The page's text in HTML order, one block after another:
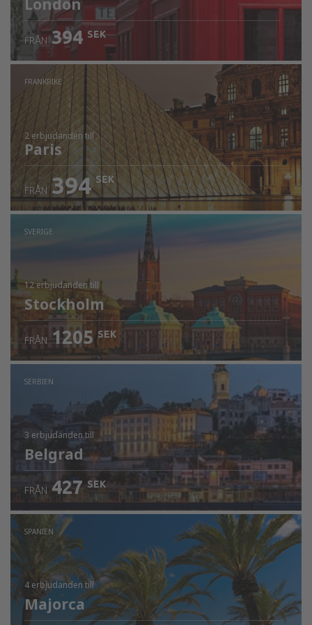
London
FRÅN 394 SEK
FRANKRIKE
2 erbjudanden till
Paris
FRÅN 394 SEK
SVERIGE
12 erbjudandentill
Stockholm
FRÅN 1205 SEK
SERBIEN
3 erbjudandentill
Belgrad
FRÅN 427 SEK
SPANIEN
4 erbjudandentill
Majorca